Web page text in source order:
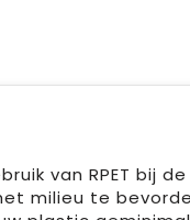
van RPET bij
milieu te